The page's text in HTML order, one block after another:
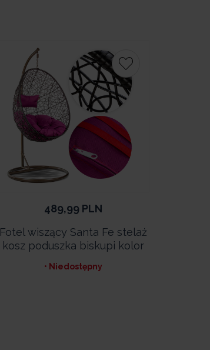
489,99 PLN
Fotel wiszący Santa Fe stelaż
kosz poduszka biskupi kolor
• Niedostępny